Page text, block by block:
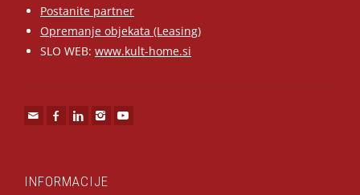
Postanite partner
Opremanje objekata (Leasing)
SLO WEB: www.kult-home.si
INFORMACIJE